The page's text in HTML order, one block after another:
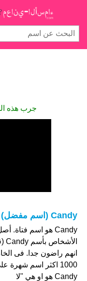
جرب هذه
Candy (اسم مفضل)
Candy هو او هي "لا